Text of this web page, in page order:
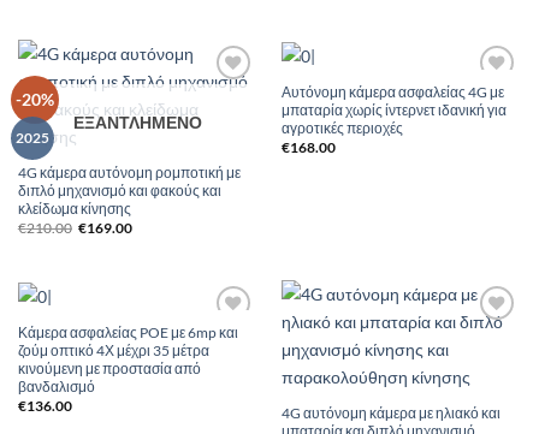
€159.00.
-20%
2025
Add to
ΕΞΑΝΤΛΗΜΈΝΟ
4G κάμερα αυτόνομη ρομποτική με
διπλό μηχανισμό και φακούς και
κλείδωμα κίνησης
€210.00 Original
€169.00Η
Add to
Wishlist
Αυτόνομη κάμερα ασφαλείας 4G με
μπαταρία χωρίς ίντερνετ ιδανική για
αγροτικές περιοχές
€168.00
Add to
Wishlist
Κάμερα ασφαλείας POE με 6mp και
ζούμ οπτικό 4Χ μέχρι 35 μέτρα
κινούμενη με προστασία από
βανδαλισμό
€136.00
4G αυτόνομη κάμερα με ηλιακό και